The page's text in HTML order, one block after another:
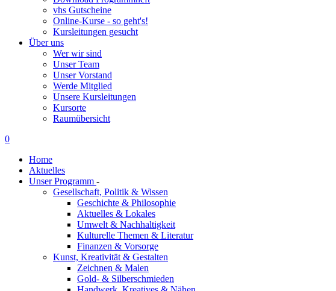
vhs Gutscheine
Online-Kurse - so geht's!
Kursleitungen gesucht
Über uns
Wer wir sind
Unser Team
Unser Vorstand
Werde Mitglied
Unsere Kursleitungen
Kursorte
Raumübersicht
0
Home
Aktuelles
Unser Programm -
Gesellschaft, Politik & Wissen
Geschichte & Philosophie
Aktuelles & Lokales
Umwelt & Nachhaltigkeit
Kulturelle Themen & Literatur
Finanzen & Vorsorge
Kunst, Kreativität & Gestalten
Zeichnen & Malen
Gold- & Silberschmieden